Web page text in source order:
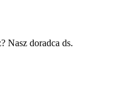
Nasz doradca ds.